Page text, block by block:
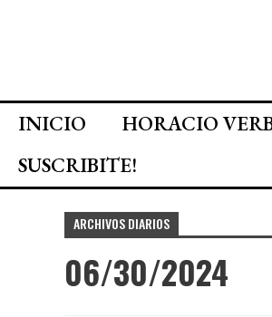
INICIO HORACIO
SUSCRIBITE!
ARCHIVOS DIARIOS
06/30/2024